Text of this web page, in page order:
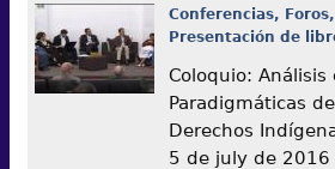
Conferencias,
Presentación de
Coloquio: Análisis
Paradigmáticas
Derechos
5 de july de 2016